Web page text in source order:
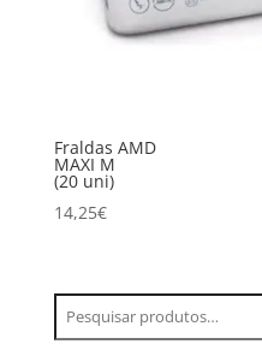
Fraldas AMD
MAXI M
(20 uni)
14,25€